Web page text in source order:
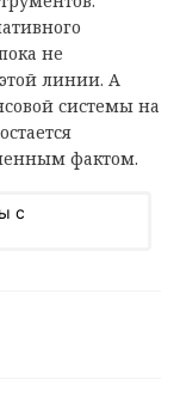
не
линии. А
системы на
фактом.
с